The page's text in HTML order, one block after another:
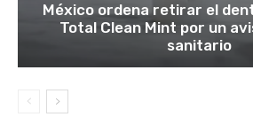
México ordena retirar el
Total Clean Mint por un
sanitario